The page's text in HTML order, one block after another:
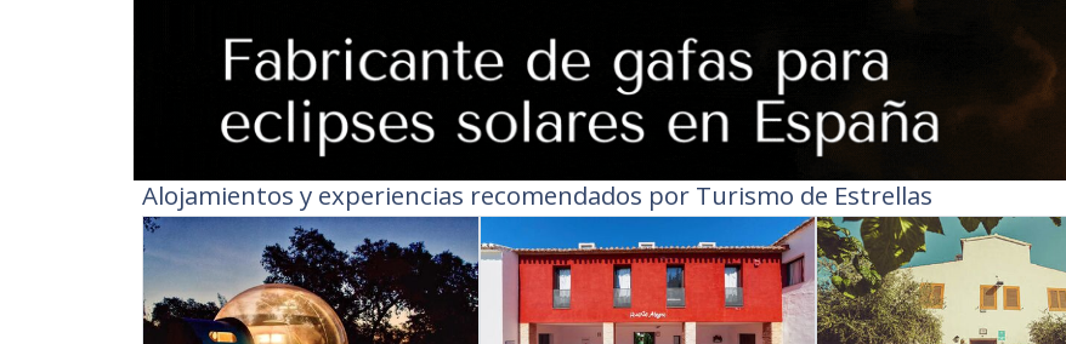
Alojamientos y experiencias recomendados por Turismo de Estrellas